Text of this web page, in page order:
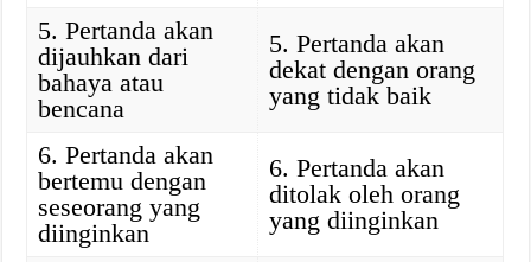
5. Pertanda akan
dijauhkan dari
bahaya atau
bencana
5. Pertanda akan
dekat dengan orang
yang tidak baik
6. Pertanda akan
bertemu dengan
seseorang yang
diinginkan
6. Pertanda akan
ditolak oleh orang
yang diinginkan